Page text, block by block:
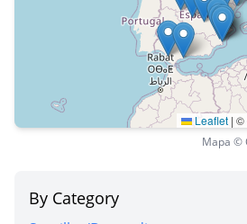
Leaflet | ©
Mapa ©
By Category